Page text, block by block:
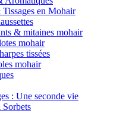
en Mohair
& mitaines mohair
mohair
tissées
mohair
: Une seconde vie